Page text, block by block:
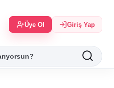
Üye Ol Giriş Yap